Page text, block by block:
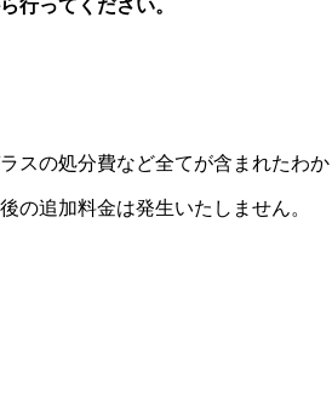
行ってください。
スの処分費など全てが含まれたわ
の追加料金は発生いたしません。